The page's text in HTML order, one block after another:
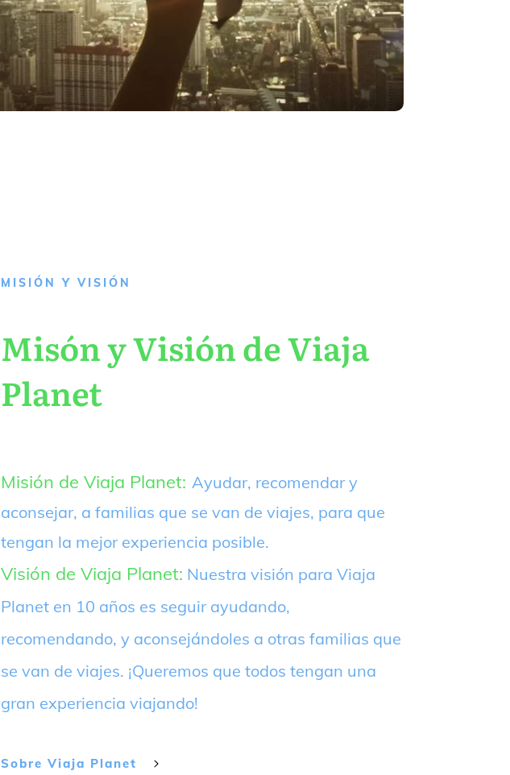
MISIÓN Y VISIÓN
Misón y Visión de Viaja
Planet
Misión de Viaja Planet: Ayudar, recomendar y
aconsejar, a familias que se van de viajes, para que
tengan la mejor experiencia posible.
Visión de Viaja Planet: Nuestra visión para Viaja
Planet en 10 años es seguir ayudando,
recomendando, y aconsejándoles a otras familias que
se van de viajes. ¡Queremos que todos tengan una
gran experiencia viajando!
Sobre Viaja Planet